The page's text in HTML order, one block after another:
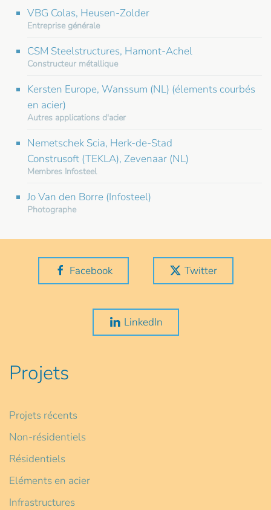
VBG Colas, Heusen-Zolder
Entreprise générale
CSM Steelstructures, Hamont-Achel
Constructeur métallique
Kersten Europe, Wanssum (NL) (élements courbés
en acier)
Autres applications d'acier
Nemetschek Scia, Herk-de-Stad
Construsoft (TEKLA), Zevenaar (NL)
Membres Infosteel
Jo Van den Borre (Infosteel)
Photographe
Facebook Twitter
LinkedIn
Projets
Projets récents
Non-résidentiels
Résidentiels
Eléments en acier
Infrastructures